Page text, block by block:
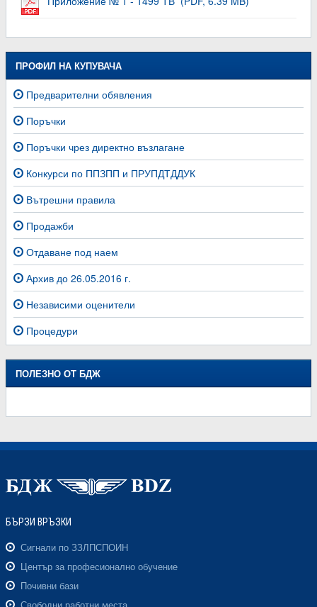
ПРОФИЛ НА КУПУВАЧА
Предварителни обявления
Поръчки
Поръчки чрез директно възлагане
Конкурси по ППЗПП и ПРУПДТДДУК
Вътрешни правила
Продажби
Отдаване под наем
Архив до 26.05.2016 г.
Независими оценители
Процедури
ПОЛЕЗНО ОТ БДЖ
БЪРЗИ ВРЪЗКИ
Сигнали по ЗЗЛПСПОИН
Център за професионално обучение
Почивни бази